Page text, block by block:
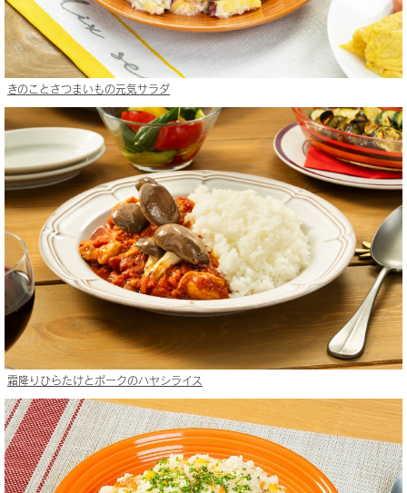
きのことさつまいもの元気サラダ
霜降りひらたけとポークのハヤシライス